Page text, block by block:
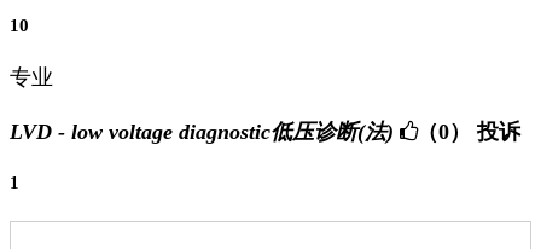
10
专业
LVD - low voltage diagnostic低压诊断(法) （0） 投诉
1